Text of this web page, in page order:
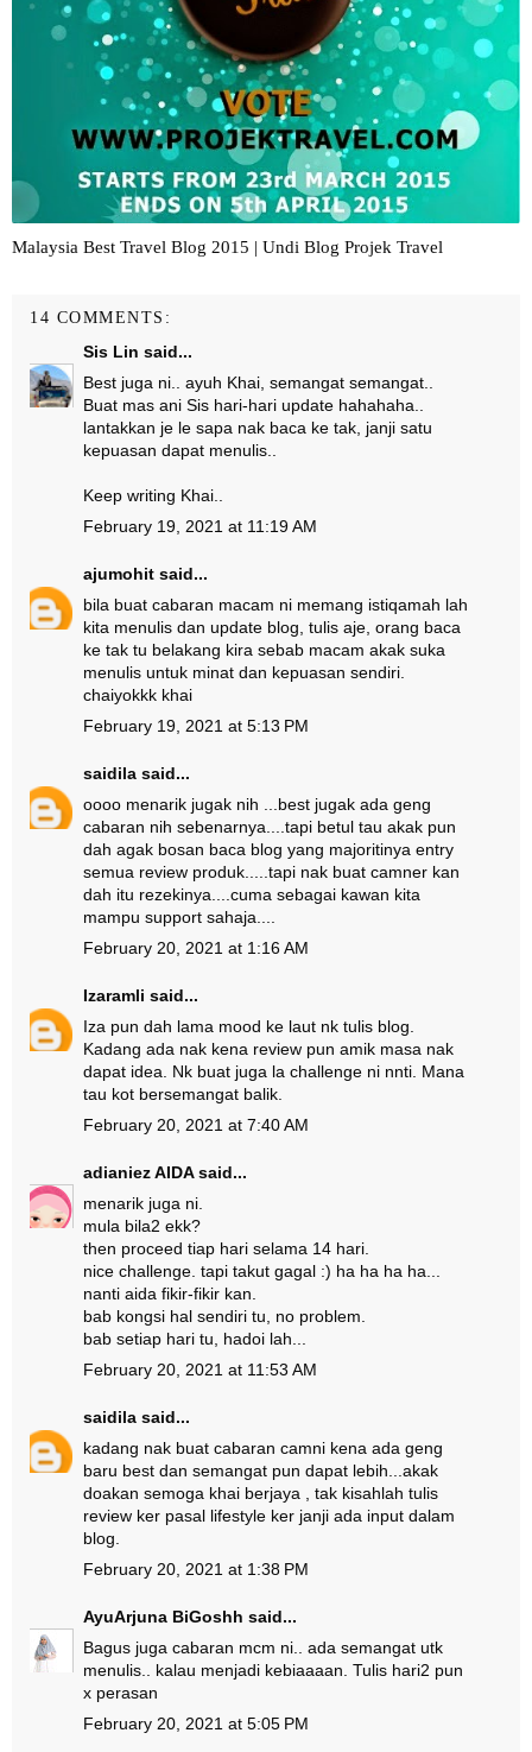
Malaysia Best Travel Blog 2015 | Undi Blog Projek Travel
14 COMMENTS:
Sis Lin said...
Best juga ni.. ayuh Khai, semangat semangat..
Buat mas ani Sis hari-hari update hahahaha..
lantakkan je le sapa nak baca ke tak, janji satu
kepuasan dapat menulis..
Keep writing Khai..
February 19, 2021 at 11:19 AM
ajumohit said...
bila buat cabaran macam ni memang istiqamah lah
kita menulis dan update blog, tulis aje, orang baca
ke tak tu belakang kira sebab macam akak suka
menulis untuk minat dan kepuasan sendiri.
chaiyokkk khai
February 19, 2021 at 5:13 PM
saidila said...
oooo menarik jugak nih ...best jugak ada geng
cabaran nih sebenarnya....tapi betul tau akak pun
dah agak bosan baca blog yang majoritinya entry
semua review produk.....tapi nak buat camner kan
dah itu rezekinya....cuma sebagai kawan kita
mampu support sahaja....
February 20, 2021 at 1:16 AM
Izaramli said...
Iza pun dah lama mood ke laut nk tulis blog.
Kadang ada nak kena review pun amik masa nak
dapat idea. Nk buat juga la challenge ni nnti. Mana
tau kot bersemangat balik.
February 20, 2021 at 7:40 AM
adianiez AIDAsaid...
menarik juga ni.
mula bila2 ekk?
then proceed tiap hari selama 14 hari.
nice challenge. tapi takut gagal :) ha ha ha ha...
nanti aida fikir-fikir kan.
bab kongsi hal sendiri tu, no problem.
bab setiap hari tu, hadoi lah...
February 20, 2021 at 11:53 AM
saidila said...
kadang nak buat cabaran camni kena ada geng
baru best dan semangat pun dapat lebih...akak
doakan semoga khai berjaya , tak kisahlah tulis
review ker pasal lifestyle ker janji ada input dalam
blog.
February 20, 2021 at 1:38 PM
AyuArjuna BiGoshh said...
Bagus juga cabaran mcm ni.. ada semangat utk
menulis.. kalau menjadi kebiaaaan. Tulis hari2 pun
x perasan
February 20, 2021 at 5:05 PM